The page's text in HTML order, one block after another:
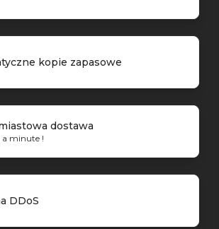
kopie zapasowe
dostawa
a minute !
DDoS